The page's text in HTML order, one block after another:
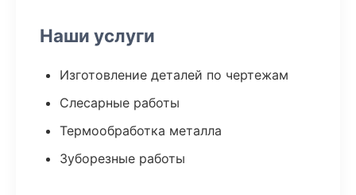
Наши услуги
Изготовление деталей по чертежам
Слесарные работы
Термообработка металла
Зуборезные работы